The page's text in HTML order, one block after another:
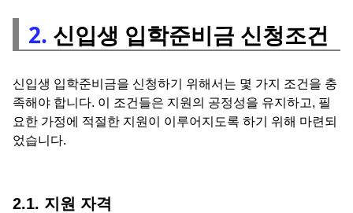
2. 신입생 입학준비금 신청조건
신입생 입학준비금을 신청하기 위해서는 몇 가지 조건을 충
족해야 합니다. 이 조건들은 지원의 공정성을 유지하고, 필
요한 가정에 적절한 지원이 이루어지도록 하기 위해 마련되
었습니다.
2.1. 지원 자격